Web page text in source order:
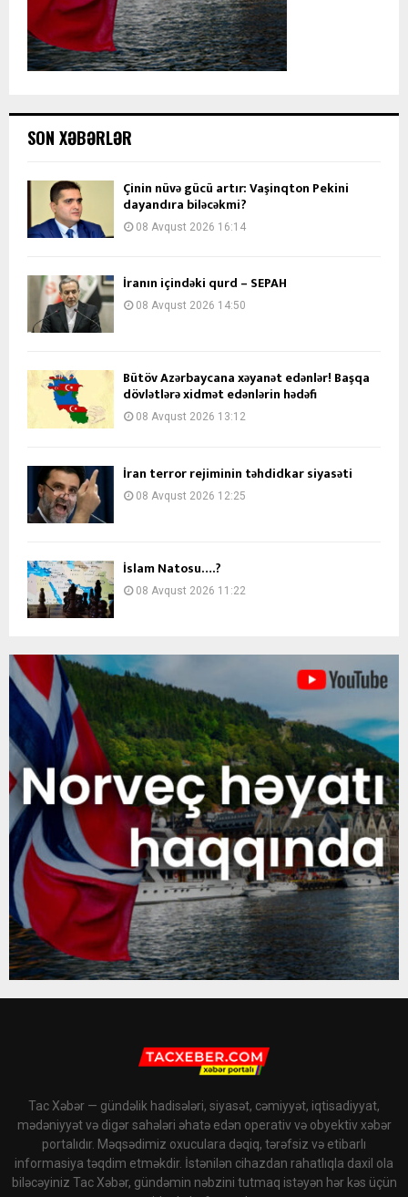
SON XƏBƏRLƏR
Çinin nüvə gücü artır: Vaşinqton Pekini
dayandıra biləcəkmi?
08 Avqust 2026 16:14
İranın içindəki qurd – SEPAH
08 Avqust 2026 14:50
Bütöv Azərbaycana xəyanət edənlər! Başqa
dövlətlərə xidmət edənlərin hədəfi
08 Avqust 2026 13:12
İran terror rejiminin təhdidkar siyasəti
08 Avqust 2026 12:25
İslam Natosu….?
08 Avqust 2026 11:22
Tac Xəbər — gündəlik hadisələri, siyasət, cəmiyyət, iqtisadiyyat,
mədəniyyət və digər sahələri əhatə edən operativ və obyektiv xəbər
portalıdır. Məqsədimiz oxuculara dəqiq, tərəfsiz və etibarlı
informasiya təqdim etməkdir. İstənilən cihazdan rahatlıqla daxil ola
biləcəyiniz Tac Xəbər, gündəmin nəbzini tutmaq istəyən hər kəs üçün